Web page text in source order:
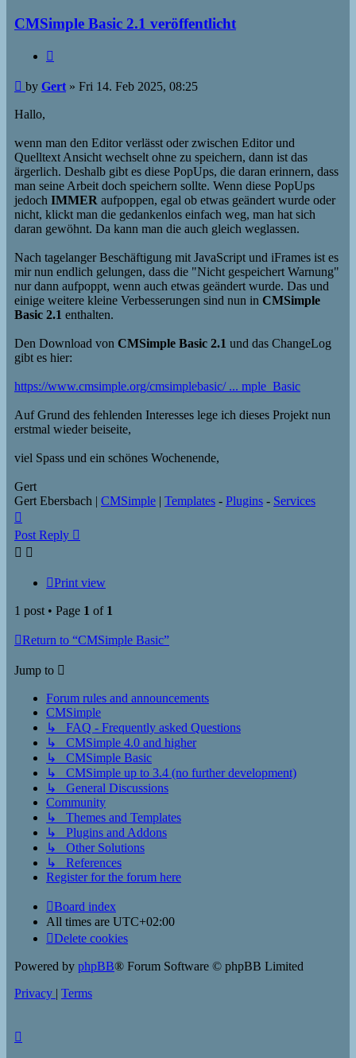
CMSimple Basic 2.1 veröffentlicht
Post
by Gert » Fri 14. Feb 2025, 08:25
Hallo,
wenn man den Editor verlässt oder zwischen Editor und
Quelltext Ansicht wechselt ohne zu speichern, dann ist das
ärgerlich. Deshalb gibt es diese PopUps, die daran erinnern, dass
man seine Arbeit doch speichern sollte. Wenn diese PopUps
jedoch IMMER aufpoppen, egal ob etwas geändert wurde oder
nicht, klickt man die gedankenlos einfach weg, man hat sich
daran gewöhnt. Da kann man die auch gleich weglassen.
Nach tagelanger Beschäftigung mit JavaScript und iFrames ist es
mir nun endlich gelungen, dass die "Nicht gespeichert Warnung"
nur dann aufpoppt, wenn auch etwas geändert wurde. Das und
einige weitere kleine Verbesserungen sind nun in CMSimple
Basic 2.1 enthalten.
Den Download von CMSimple Basic 2.1 und das ChangeLog
gibt es hier:
https://www.cmsimple.org/cmsimplebasic/ ... mple_Basic
Auf Grund des fehlenden Interesses lege ich dieses Projekt nun
erstmal wieder beiseite,
viel Spass und ein schönes Wochenende,
Gert
Gert Ebersbach | CMSimple | Templates - Plugins - Services
Post Reply
Print view
1 post • Page 1 of 1
Return to “CMSimple Basic”
Jump to
Forum rules and announcements
CMSimple
↳ FAQ - Frequently asked Questions
↳ CMSimple 4.0 and higher
↳ CMSimple Basic
↳ CMSimple up to 3.4 (no further development)
↳ General Discussions
Community
↳ Themes and Templates
↳ Plugins and Addons
↳ Other Solutions
↳ References
Register for the forum here
Board index
All times are UTC+02:00
Delete cookies
Powered by phpBB® Forum Software © phpBB Limited
Privacy | Terms